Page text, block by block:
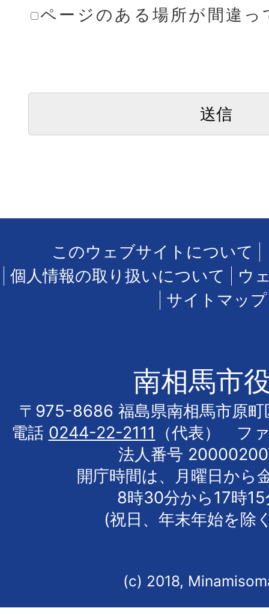
ページのある場所が間違っ
このウェブサイトについて
個人情報の取り扱いについて
ウ
サイトマップ
南相馬市
〒975-8686 福島県南相馬市原町
電話 0244-22-2111
（代表） フ
法人番号
開庁時間は、月曜日から
8時30分から17時
(祝日、年末年始を除
(c) 2018,